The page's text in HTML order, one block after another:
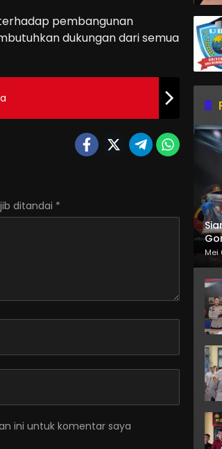
pembangunan
dukungan dari semua
ditandai *
ini untuk komentar saya
Mei